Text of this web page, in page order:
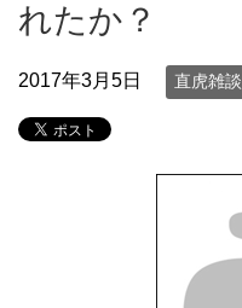
れたか？
2017年3月5日 直虎雑談